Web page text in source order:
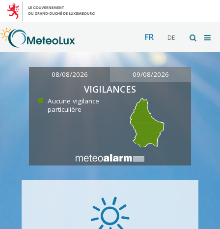
FR DE
08/08/2026 09/08/2026
VIGILANCES
Aucune vigilance
particulière